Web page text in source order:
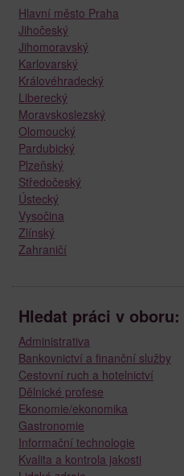
Hlavní město Praha
Jihočeský
Jihomoravský
Karlovarský
Královéhradecký
Liberecký
Moravskoslezský
Olomoucký
Pardubický
Plzeňský
Středočeský
Ústecký
Vysočina
Zlínský
Zahraničí
Hledat práci v oboru:
Administrativa
Bankovnictví a finanční služby
Cestovní ruch a hotelnictví
Dělnické profese
Ekonomie/ekonomika
Gastronomie
Informační technologie
Kvalita a kontrola jakosti